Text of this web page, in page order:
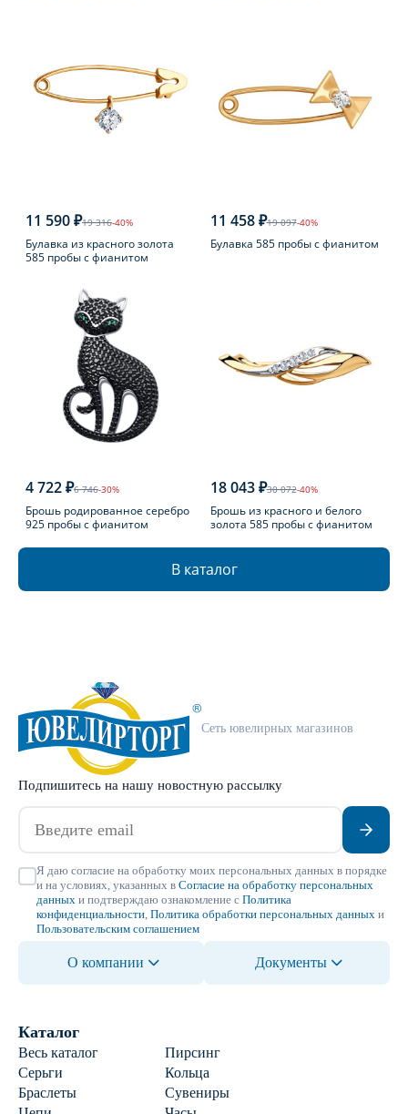
11 590 ₽19 316-40%
Булавка из красного золота
585 пробы с фианитом
11 458 ₽19 097-40%
Булавка 585 пробы с фианитом
4 722 ₽6 746-30%
Брошь родированное серебро
925 пробы с фианитом
18 043 ₽30 072-40%
Брошь из красного и белого
золота 585 пробы с фианитом
В каталог
Сеть ювелирных магазинов
Подпишитесь на нашу новостную рассылку
Я даю согласие на обработку моих персональных данных в порядке
и на условиях, указанных в Согласие на обработку персональных
данных и подтверждаю ознакомление с Политика
конфиденциальности Политика обработки персональных данных и
Пользовательским соглашением
О компании Документы
Каталог
Весь каталог
Пирсинг
Серьги
Кольца
Браслеты
Сувениры